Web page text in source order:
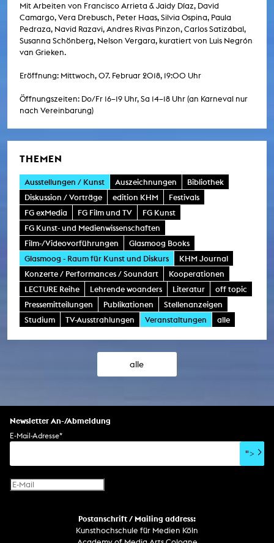
Mit Arbeiten von Francisco Arrieta & Jaidy Díaz, David
Camargo, Vera Drebusch, Peter Haas, Silvia Ospina, Paula
Pedraza, Navid Razavi, Andres Rivas Pinzon, Carlos Satizábal,
Susanna Schönberg, Nelson Vergara, kuratiert von Luis Negrón
van Grieken.
Eröffnung: Mittwoch, 07. Februar 2018, 19:00 Uhr
Öffnungszeiten: Do/Fr 16–19 Uhr, Sa 14–18 Uhr (an Karneval nur
nach Vereinbarung)
THEMEN
Ausstellungen / Kunst Auszeichnungen
Bibliothek
Diskussion / Vorträge
edition KHM
Festivals
FG exMedia
FG Film und TV
FG Kunst
FG Kunst- und Medienwissenschaften
Film-/Videovorführungen
Glasmoog Books
Glasmoog - Raum für Kunst und Diskurs
KHM Journal
Konzerte / Performances / Soundart
Kooperationen
LECTURE Reihe
Lehrende woanders Literatur
off topic
Pressemitteilungen
Publikationen
Stellenanzeigen
Studium
TV-Ausstrahlungen Veranstaltungen alle
alle
Newsletter An-/Abmeldung
E-Mail-Adresse*
">
Postanschrift / Mailing address:
Kunsthochschule für Medien Köln